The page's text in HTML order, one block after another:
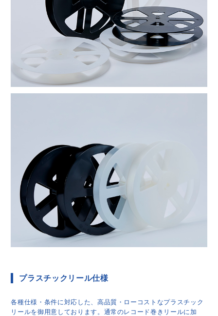
プラスチックリール仕様
各種仕様・条件に対応した、高品質・ローコストなプラスチック
リールを御用意しております。通常のレコード巻きリールに加